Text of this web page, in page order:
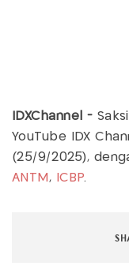
IDXChannel -
YouTube IDX
(25/9/2025),
ANTM , ICBP.